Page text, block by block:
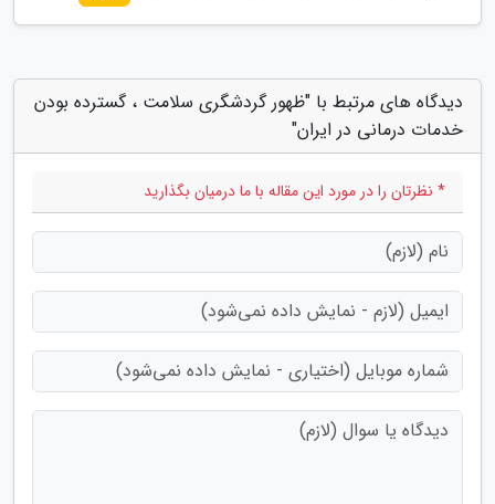
دیدگاه های مرتبط با "ظهور گردشگری سلامت ، گسترده بودن
خدمات درمانی در ایران"
* نظرتان را در مورد این مقاله با ما درمیان بگذارید